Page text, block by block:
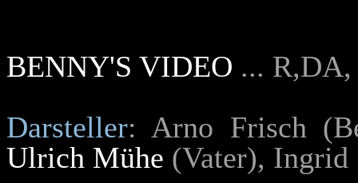
BENNY'S VIDEO ... R,DA,
Darsteller: Arno Frisch
Ulrich Mühe (Vater), Ingrid